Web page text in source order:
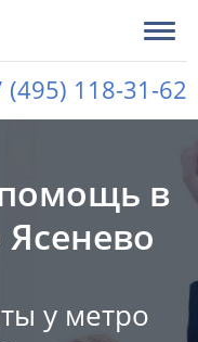
(495) 118-31-62
в
у метро